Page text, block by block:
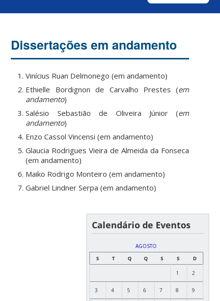
Dissertações em andamento
Vinícius Ruan Delmonego (em andamento)
Ethielle Bordignon de Carvalho Prestes (em
andamento)
Salésio Sebastião de Oliveira Júnior (em
andamento)
Enzo Cassol Vincensi (em andamento)
Glaucia Rodrigues Vieira de Almeida da Fonseca
(em andamento)
Maiko Rodrigo Monteiro (em andamento)
Gabriel Lindner Serpa (em andamento)
Calendário de Eventos
AGOSTO
S
T Q Q S S D
1 2
3 4 5 6 7 8 9